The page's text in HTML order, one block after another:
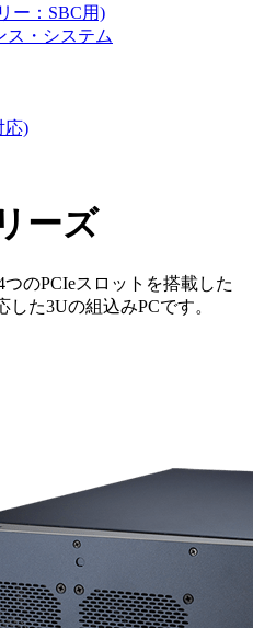
ー：SBC用)
ス・システム
応)
ーズ
のPCIeスロットを搭載した
た3Uの組込みPCです。